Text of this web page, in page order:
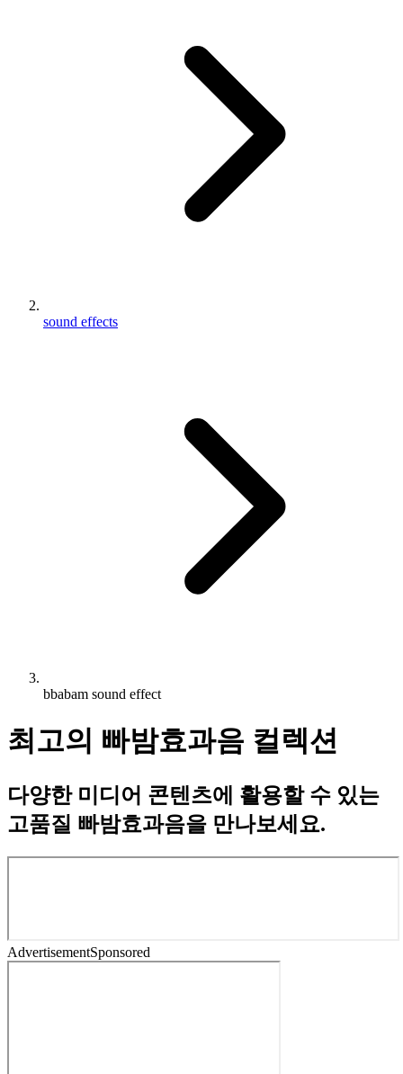
sound effects
bbabam sound effect
최고의 빠밤효과음 컬렉션
다양한 미디어 콘텐츠에 활용할 수 있는
고품질 빠밤효과음을 만나보세요.
AdvertisementSponsored